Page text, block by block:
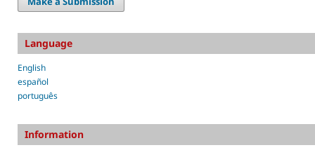
Language
English
español
português
Information